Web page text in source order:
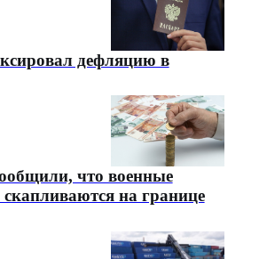
дефляцию в
что военные
на границе